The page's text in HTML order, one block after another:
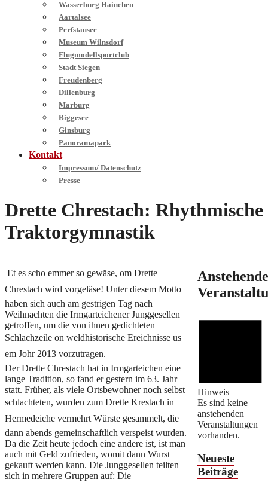
Wasserburg Hainchen
Aartalsee
Perfstausee
Museum Wilnsdorf
Flugmodellsportclub
Stadt Siegen
Freudenberg
Dillenburg
Marburg
Biggesee
Ginsburg
Panoramapark
Kontakt
Impressum/ Datenschutz
Presse
Drette Chrestach: Rhythmische
Traktorgymnastik
Et es scho emmer so gewäse, om Drette
Chrestach wird vorgeläse! Unter diesem Motto
haben sich auch am gestrigen Tag nach
Weihnachten die Irmgarteichener Junggesellen
getroffen, um die von ihnen gedichteten
Schlachzeile on weldhistorische Ereichnisse us
em Johr 2013 vorzutragen.
Der Drette Chrestach hat in Irmgarteichen eine
lange Tradition, so fand er gestern im 63. Jahr
statt. Früher, als viele Ortsbewohner noch selbst
schlachteten, wurden zum Drette Krestach in
Hermedeiche vermehrt Würste gesammelt, die
dann abends gemeinschaftlich verspeist wurden.
Da die Zeit heute jedoch eine andere ist, ist man
auch mit Geld zufrieden, womit dann Wurst
gekauft werden kann. Die Junggesellen teilten
sich in mehrere Gruppen auf: Die
Anstehende
Hinweis
Es sind keine
anstehenden
Veranstaltungen
vorhanden.
Neueste
Beiträge